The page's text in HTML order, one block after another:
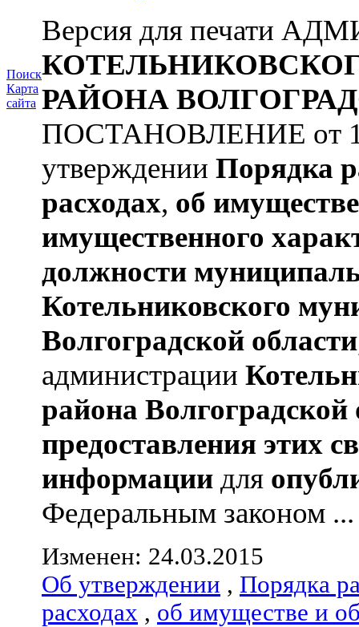
Поиск
Карта
сайта
Версия для печати
РАЙОНА
ПОСТАНОВЛЕНИЕ от
утверждении Порядка
расходах, об
имущественного
должности
Котельниковского
Волгоградской области
администрации
района Волгоградской
предоставления этих
информации для
Федеральным законом ...
Изменен: 24.03.2015
Об утверждении , Порядка
расходах , об имуществе и